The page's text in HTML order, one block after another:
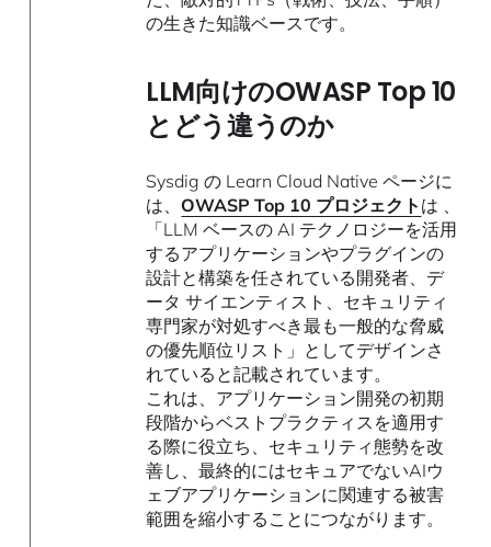
の生きた知識ベースです。
LLM向けのOWASP Top 10
とどう違うのか
Sysdig の Learn Cloud Native ページに
は、 OWASP Top 10 プロジェクト は 、
「LLM ベースの AI テクノロジーを活用
するアプリケーションやプラグインの
設計と構築を任されている開発者、デ
ータ サイエンティスト、セキュリティ
専門家が対処すべき最も一般的な脅威
の優先順位リスト」としてデザインさ
れていると記載されています。
これは、アプリケーション開発の初期
段階からベストプラクティスを適用す
る際に役立ち、セキュリティ態勢を改
善し、最終的にはセキュアでないAIウ
ェブアプリケーションに関連する被害
範囲を縮小することにつながります。